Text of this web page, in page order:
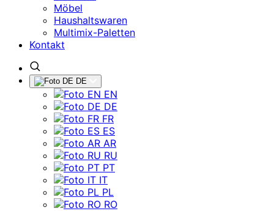
Möbel
Haushaltswaren
Multimix-Paletten
Kontakt
DE
EN
DE
FR
ES
AR
RU
PT
IT
PL
RO